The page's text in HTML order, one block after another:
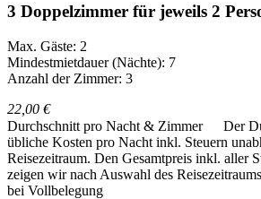
3 Doppelzimmer für jeweils 2
Max. Gäste: 2
Mindestmietdauer (Nächte): 7
Anzahl der Zimmer: 3
22,00 €
Durchschnitt pro Nacht & Zimmer
Der
übliche Kosten pro Nacht inkl. Steuern
Reisezeitraum. Den Gesamtpreis inkl. aller
zeigen wir nach Auswahl des
bei Vollbelegung